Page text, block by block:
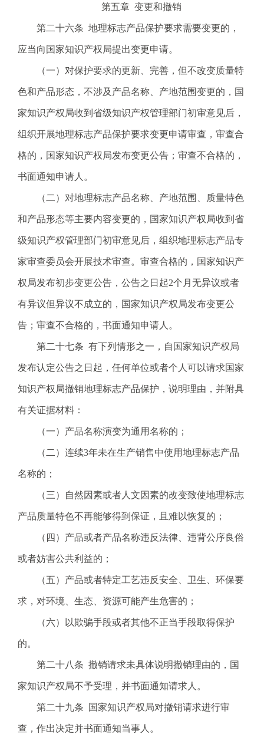
第五章 变更和撤销
第二十六条 地理标志产品保护要求需要变更的，
应当向国家知识产权局提出变更申请。
（一）对保护要求的更新、完善，但不改变质量特
色和产品形态，不涉及产品名称、产地范围变更的，国
家知识产权局收到省级知识产权管理部门初审意见后，
组织开展地理标志产品保护要求变更申请审查，审查合
格的，国家知识产权局发布变更公告；审查不合格的，
书面通知申请人。
（二）对地理标志产品名称、产地范围、质量特色
和产品形态等主要内容变更的，国家知识产权局收到省
级知识产权管理部门初审意见后，组织地理标志产品专
家审查委员会开展技术审查。审查合格的，国家知识产
权局发布初步变更公告，公告之日起2个月无异议或者
有异议但异议不成立的，国家知识产权局发布变更公
告；审查不合格的，书面通知申请人。
第二十七条 有下列情形之一，自国家知识产权局
发布认定公告之日起，任何单位或者个人可以请求国家
知识产权局撤销地理标志产品保护，说明理由，并附具
有关证据材料：
（一）产品名称演变为通用名称的；
（二）连续3年未在生产销售中使用地理标志产品
名称的；
（三）自然因素或者人文因素的改变致使地理标志
产品质量特色不再能够得到保证，且难以恢复的；
（四）产品或者产品名称违反法律、违背公序良俗
或者妨害公共利益的；
（五）产品或者特定工艺违反安全、卫生、环保要
求，对环境、生态、资源可能产生危害的；
（六）以欺骗手段或者其他不正当手段取得保护
的。
第二十八条 撤销请求未具体说明撤销理由的，国
家知识产权局不予受理，并书面通知请求人。
第二十九条 国家知识产权局对撤销请求进行审
查，作出决定并书面通知当事人。